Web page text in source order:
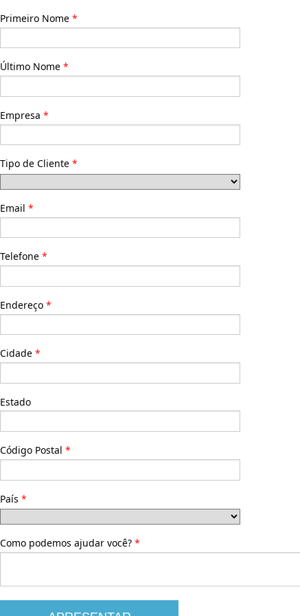
Primeiro Nome
Último Nome
Empresa
Tipo de Cliente
Email
Telefone
Endereço
Cidade
Estado
Código Postal
País
Como podemos ajudar você?